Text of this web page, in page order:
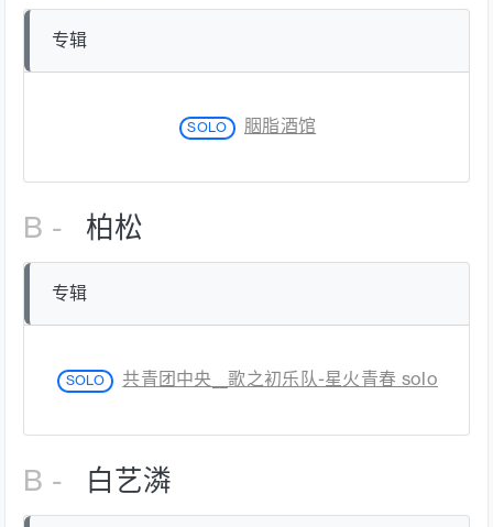
专辑
SOLO 胭脂酒馆
B - 柏松
专辑
SOLO 共青团中央__歌之初乐队-星火青春 solo
B - 白艺潾